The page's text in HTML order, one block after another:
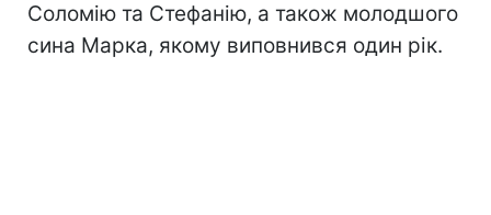
Соломію та Стефанію, а також молодшого
сина Марка, якому виповнився один рік.